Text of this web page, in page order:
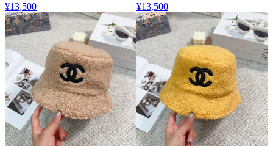
217699
¥13,500
217700
¥13,500